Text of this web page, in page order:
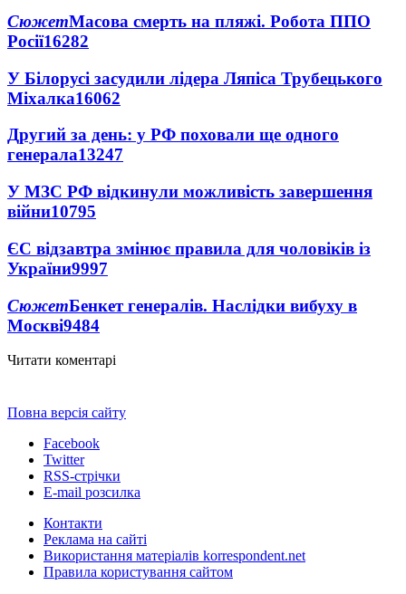
СюжетМасова смерть на пляжі. Робота ППО
Росії16282
У Білорусі засудили лідера Ляпіса Трубецького
Міхалка16062
Другий за день: у РФ поховали ще одного
генерала13247
У МЗС РФ відкинули можливість завершення
війни10795
ЄС відзавтра змінює правила для чоловіків із
України9997
СюжетБенкет генералів. Наслідки вибуху в
Москві9484
Читати коментарі
Повна версія сайту
Facebook
Twitter
RSS-стрічки
E-mail розсилка
Контакти
Реклама на сайті
Використання матеріалів korrespondent.net
Правила користування сайтом